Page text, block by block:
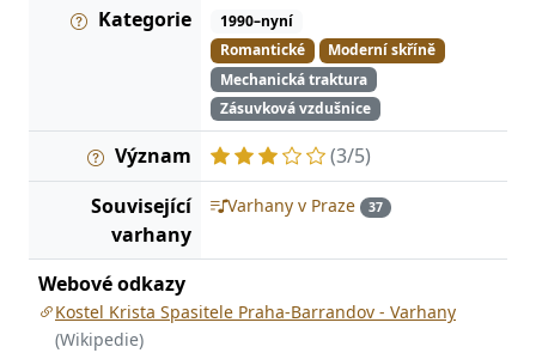
Kategorie
1990–nyní
Romantické
Moderní skříně
Mechanická traktura
Zásuvková vzdušnice
Význam
(3/5)
Související
varhany
Varhany v Praze 37
Webové odkazy
Kostel Krista Spasitele Praha-Barrandov - Varhany
(Wikipedie)